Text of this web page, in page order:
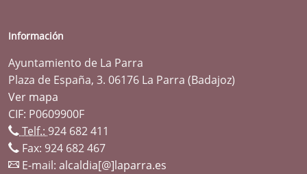
Información
Ayuntamiento de La Parra
Plaza de España, 3. 06176 La Parra (Badajoz)
Ver mapa
CIF: P0609900F
Telf.: 924 682 411
Fax: 924 682 467
E-mail: alcaldia[@]laparra.es